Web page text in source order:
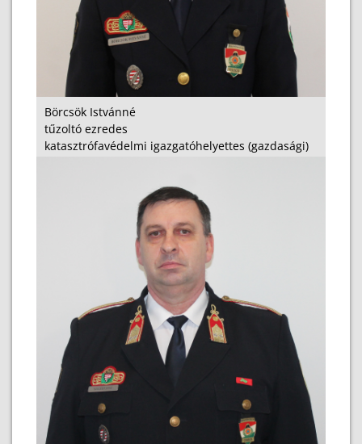
Börcsök Istvánné
tűzoltó ezredes
katasztrófavédelmi igazgatóhelyettes (gazdasági)